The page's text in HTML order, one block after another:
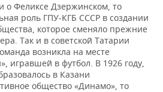
о Феликсе Дзержинском, то
роль ГПУ-КГБ СССР в создании
которое сменяло прежние
Так и в советской Татарии
возникла на месте
игравшей в футбол. В 1926 году,
в Казани
общество «Динамо», то